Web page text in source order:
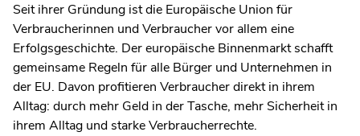
Seit ihrer Gründung ist die Europäische Union für
Verbraucherinnen und Verbraucher vor allem eine
Erfolgsgeschichte. Der europäische Binnenmarkt schafft
gemeinsame Regeln für alle Bürger und Unternehmen in
der EU. Davon profitieren Verbraucher direkt in ihrem
Alltag: durch mehr Geld in der Tasche, mehr Sicherheit in
ihrem Alltag und starke Verbraucherrechte.